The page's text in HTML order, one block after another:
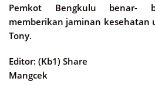
Pemkot Bengkulu benar-
memberikan jaminan kesehatan
Tony.
Editor: (Kb1) Share
Mangcek